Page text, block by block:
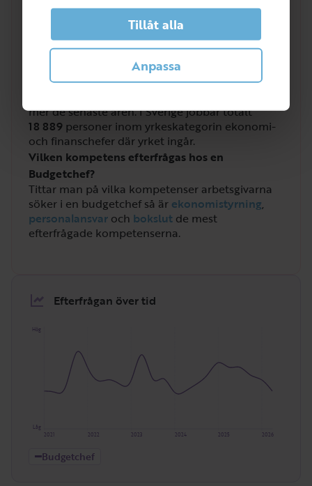
Tillåt alla
Anpassa
Hur efterfrågad är rollen som Budgetchef?
mer de senaste åren. I Sverige jobbar totalt
18 889 personer inom yrkeskategorin ekonomi-
och finanschefer där yrket ingår.
Vilken kompetens efterfrågas hos en
Budgetchef?
Tittar man på vilka kompetenser arbetsgivarna
söker i en budgetchef så är ekonomistyrning,
personalansvar och bokslut de mest
efterfrågade kompetenserna.
Efterfrågan över tid
Hög
Låg
2026
2025
2024
2023
2022
2021
Budgetchef